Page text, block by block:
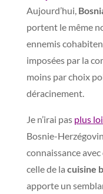
Aujourd’hui,
portent le même
ennemis
imposées par la
moins par choix
déracinement.
Je n’irai pas plus
Bosnie-
connaissance
celle de la cuisine
apporte un